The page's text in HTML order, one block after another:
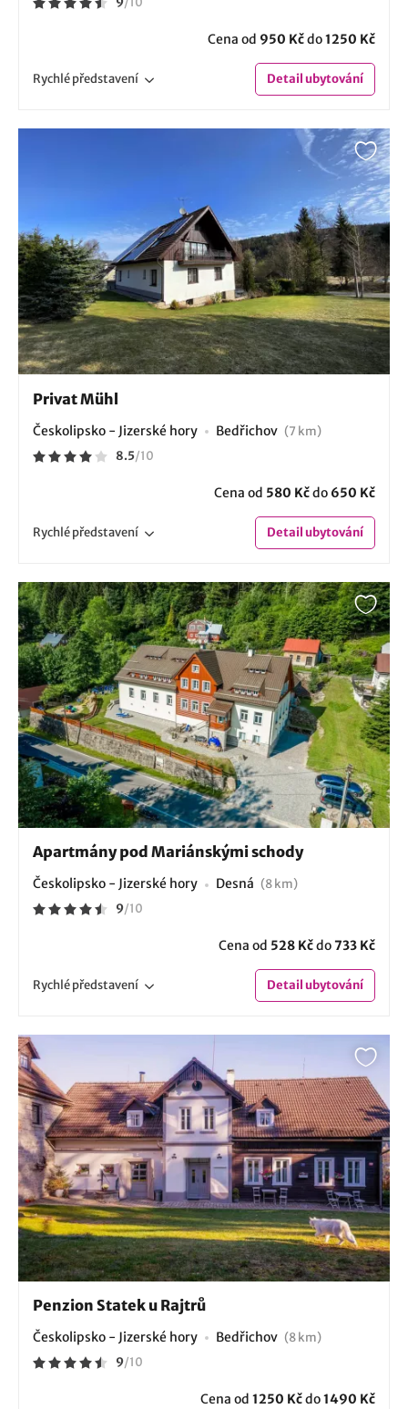
Cena od 950 Kčdo1250 Kč
Rychlépředstavení Detailubytování
Privat Mühl
Českolipsko - Jizerské hory Bedřichov (7 km)
8.5/10
Cena od 580 Kčdo 650 Kč
Rychlépředstavení Detailubytování
Apartmány pod Mariánskými schody
Českolipsko - Jizerské hory Desná (8 km)
9/10
Cena od 528 Kčdo733 Kč
Rychlépředstavení Detailubytování
Penzion Statek u Rajtrů
Českolipsko - Jizerské hory Bedřichov (8 km)
9/10
Cena od 1250 Kčdo1490 Kč